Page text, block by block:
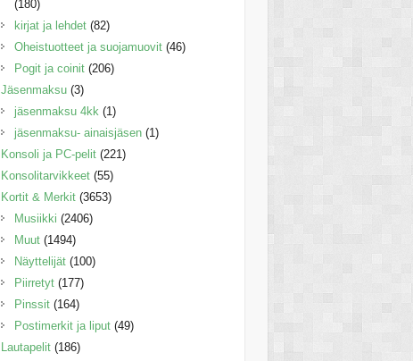
(180)
kirjat ja lehdet (82)
Oheistuotteet ja suojamuovit (46)
Pogit ja coinit (206)
Jäsenmaksu (3)
jäsenmaksu 4kk (1)
jäsenmaksu- ainaisjäsen (1)
Konsoli ja PC-pelit (221)
Konsolitarvikkeet (55)
Kortit & Merkit (3653)
Musiikki (2406)
Muut (1494)
Näyttelijät (100)
Piirretyt (177)
Pinssit (164)
Postimerkit ja liput (49)
Lautapelit (186)